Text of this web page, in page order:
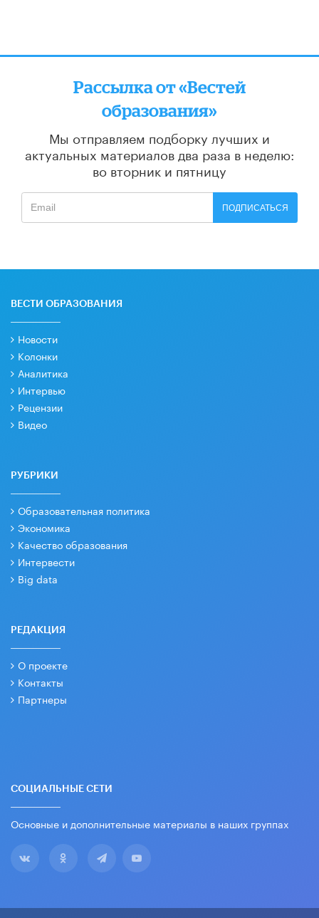
Рассылка от «Вестей
образования»
Мы отправляем подборку лучших и
актуальных материалов два раза в неделю:
во вторник и пятницу
ПОДПИСАТЬСЯ
ВЕСТИ ОБРАЗОВАНИЯ
Новости
Колонки
Аналитика
Интервью
Рецензии
Видео
РУБРИКИ
Образовательная политика
Экономика
Качество образования
Интервести
Big data
РЕДАКЦИЯ
О проекте
Контакты
Партнеры
СОЦИАЛЬНЫЕ СЕТИ
Основные и дополнительные материалы в наших группах